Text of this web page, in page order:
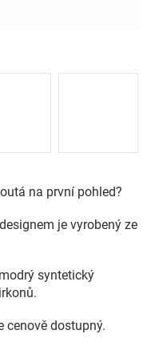
na první pohled?
je vyrobený ze
syntetický
cenově dostupný.